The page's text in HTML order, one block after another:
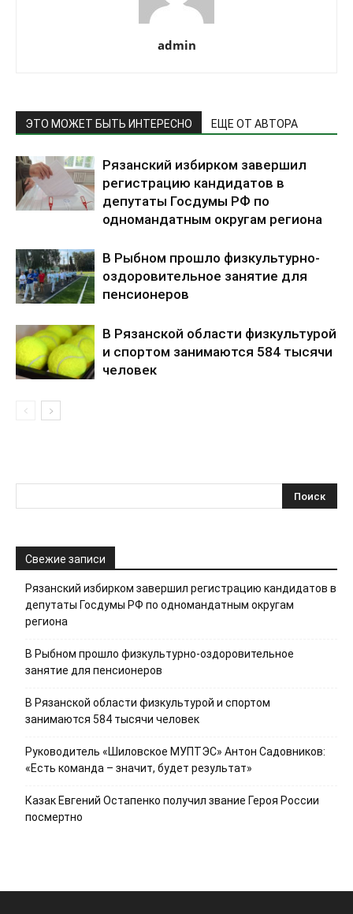
admin
ЭТО МОЖЕТ БЫТЬ ИНТЕРЕСНО ЕЩЕ ОТ АВТОРА
Рязанский избирком завершил
регистрацию кандидатов в
депутаты Госдумы РФ по
одномандатным округам региона
В Рыбном прошло физкультурно-
оздоровительное занятие для
пенсионеров
В Рязанской области физкультурой
и спортом занимаются 584 тысячи
человек
Свежие записи
Рязанский избирком завершил регистрацию кандидатов в
депутаты Госдумы РФ по одномандатным округам
региона
В Рыбном прошло физкультурно-оздоровительное
занятие для пенсионеров
В Рязанской области физкультурой и спортом
занимаются 584 тысячи человек
Руководитель «Шиловское МУПТЭС» Антон Садовников:
«Есть команда – значит, будет результат»
Казак Евгений Остапенко получил звание Героя России
посмертно